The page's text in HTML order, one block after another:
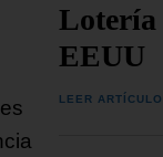
Lotería
EEUU
LEER